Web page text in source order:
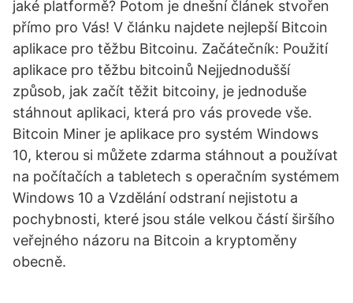
jaké platformě? Potom je dnešní článek stvořen
přímo pro Vás! V článku najdete nejlepší Bitcoin
aplikace pro těžbu Bitcoinu. Začátečník: Použití
aplikace pro těžbu bitcoinů Nejjednodušší
způsob, jak začít těžit bitcoiny, je jednoduše
stáhnout aplikaci, která pro vás provede vše.
Bitcoin Miner je aplikace pro systém Windows
10, kterou si můžete zdarma stáhnout a používat
na počítačích a tabletech s operačním systémem
Windows 10 a Vzdělání odstraní nejistotu a
pochybnosti, které jsou stále velkou částí širšího
veřejného názoru na Bitcoin a kryptoměny
obecně.